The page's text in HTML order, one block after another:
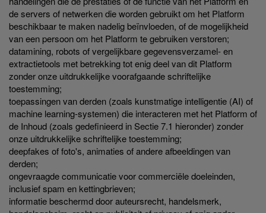
de servers of netwerken die worden gebruikt om het Platform
beschikbaar te maken nadelig beïnvloeden, of de mogelijkheid
van een persoon om het Platform te gebruiken verstoren;
datamining, robots of vergelijkbare gegevensverzamel- en
extractietools met betrekking tot enig deel van dit Platform
zonder onze uitdrukkelijke voorafgaande schriftelijke
toestemming;
toepassingen van derden (zoals kunstmatige intelligentie (AI) of
machine learning-systemen) die interacteren met het Platform of
de Inhoud (zoals gedefinieerd in Sectie 7.1 hieronder) zonder
onze uitdrukkelijke schriftelijke toestemming;
deepfakes of foto's, animaties of andere afbeeldingen van
derden;
ongevraagde communicatie voor commerciële doeleinden,
inclusief spam en kettingbrieven;
informatie beschermd door auteursrecht, handelsmerk,